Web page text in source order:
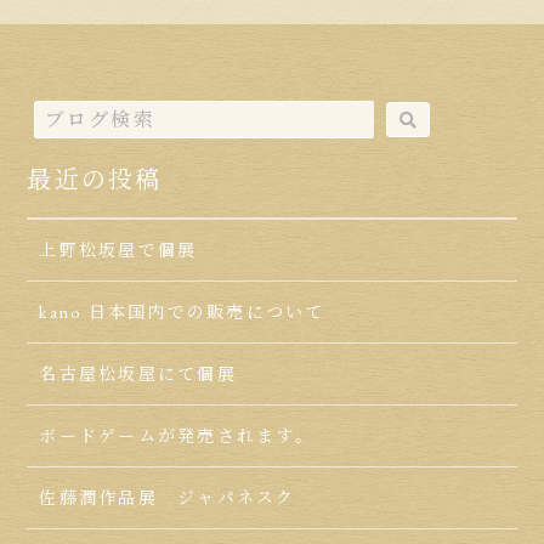
最近の投稿
上野松坂屋で個展
kano 日本国内での販売について
名古屋松坂屋にて個展
ボードゲームが発売されます。
佐藤潤作品展 ジャパネスク